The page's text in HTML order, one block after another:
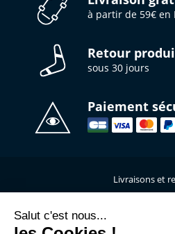
à partir de 59€ en
Retour
sous 30 jours
Paiement
Livraisons et
Qui sommes-
Salut c'est nous...